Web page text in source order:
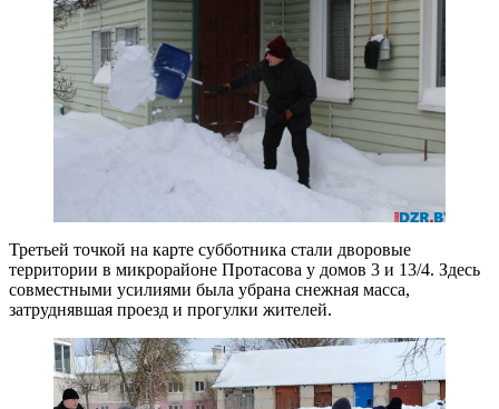
Третьей точкой на карте субботника стали дворовые
территории в микрорайоне Протасова у домов 3 и 13/4. Здесь
совместными усилиями была убрана снежная масса,
затруднявшая проезд и прогулки жителей.